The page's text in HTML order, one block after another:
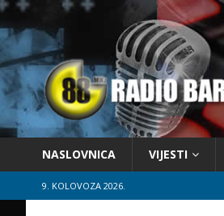
NASLOVNICA VIJESTI
9. KOLOVOZA 2026.